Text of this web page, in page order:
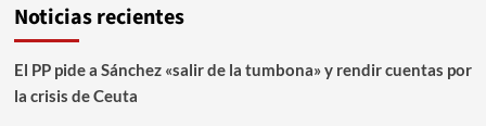
Noticias recientes
El PP pide a Sánchez «salir de la tumbona» y rendir cuentas por
la crisis de Ceuta